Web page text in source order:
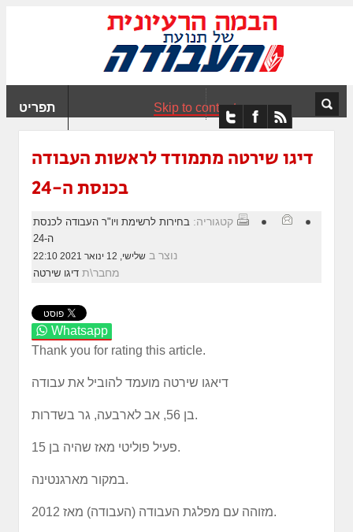
תפריט Skip to content
דיגו שירטה מתמודד לראשות העבודה
בכנסת ה-24
קטגוריה: בחירות לרשימת ויו"ר העבודה לכנסת
ה-24
נוצר ב שלישי, 12 ינואר 2021 22:10
מחבר\ת דיגו שירטה
Whatsapp
Thank you for rating this article.
דיאגו שירטה מועמד להוביל את עבודה
בן 56, אב לארבעה, גר בשדרות.
פעיל פוליטי מאז שהיה בן 15.
במקור מארגנטינה.
מזוהה עם מפלגת העבודה (העבודה) מאז 2012.